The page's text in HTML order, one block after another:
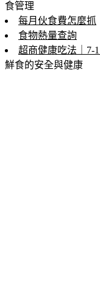
食管理
每月伙食費怎麼抓
食物熱量查詢
超商健康吃法｜7-
鮮食的安全與健康